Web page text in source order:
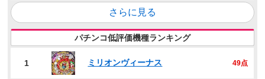
さらに見る
パチンコ低評価機種ランキング
1 ミリオンヴィーナス 49点